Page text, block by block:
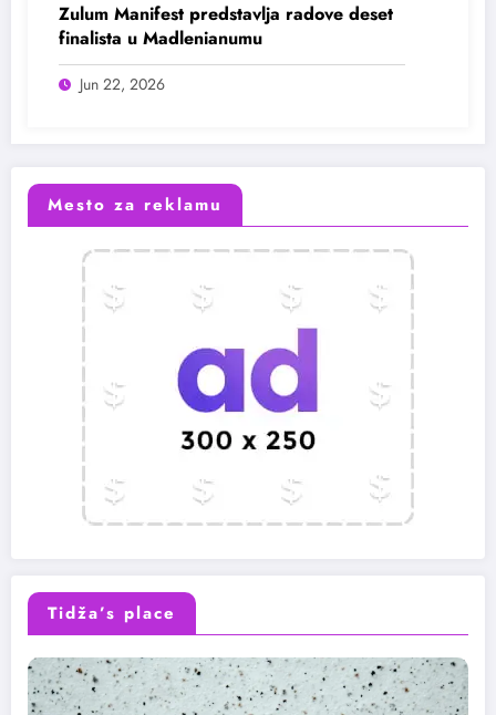
Zulum Manifest predstavlja radove deset
finalista u Madlenianumu
Jun 22, 2026
Mesto za reklamu
Tidža’s place